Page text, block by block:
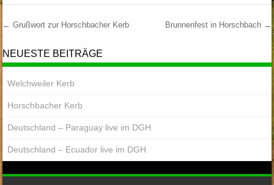
Post Navigation
← Grußwort zur Horschbacher Kerb Brunnenfest in Horschbach →
NEUESTE BEITRÄGE
Welchweiler Kerb
Horschbacher Kerb
Deutschland – Paraguay live im DGH
Deutschland – Ecuador live im DGH